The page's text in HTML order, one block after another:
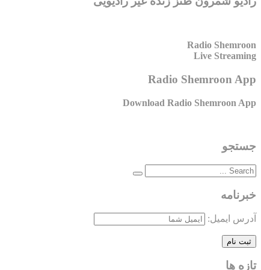
Radio Shemroon
Live Streaming
Radio Shemroon App
Download Radio Shemroon App
جستجو
خبرنامه
آدرس ایمیل:
تازه ها